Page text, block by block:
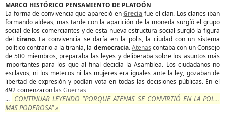
MARCO HISTÓRICO PENSAMIENTO DE PLATOÓN
La forma de convivencia que apareció enGrecia fue el clan. Los clanes iban
formando aldeas, mas tarde con la aparición de la moneda surgíó el grupo
social de los comerciantes y de esta nueva estructura social surgíó la figura
del tirano. La convivencia se daría en la polis, la ciudad con un sistema
político contrario a la tiranía, la democracia.Atenas contaba con un Consejo
de 500 miembros, preparaba las leyes y deliberaba sobre los asuntos más
importantes para los que al final decidía la Asamblea. Los ciudadanos no
esclavos, ni los metecos ni las mujeres era iguales ante la ley, gozaban de
libertad de expresión y podían vota en todas las decisiones públicas. En el
492 comenzaron las Guerras
... CONTINUAR LEYENDO "PORQUE ATENAS SE CONVIRTIÓ EN LA POLIS
MAS PODEROSA" »